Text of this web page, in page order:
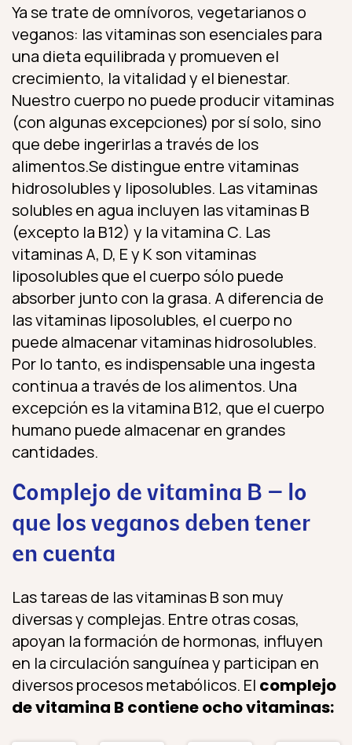
Ya se trate de omnívoros, vegetarianos o
veganos: las vitaminas son esenciales para
una dieta equilibrada y promueven el
crecimiento, la vitalidad y el bienestar.
Nuestro cuerpo no puede producir vitaminas
(con algunas excepciones) por sí solo, sino
que debe ingerirlas a través de los
alimentos.Se distingue entre vitaminas
hidrosolubles y liposolubles. Las vitaminas
solubles en agua incluyen las vitaminas B
(excepto la B12) y la vitamina C. Las
vitaminas A, D, E y K son vitaminas
liposolubles que el cuerpo sólo puede
absorber junto con la grasa. A diferencia de
las vitaminas liposolubles, el cuerpo no
puede almacenar vitaminas hidrosolubles.
Por lo tanto, es indispensable una ingesta
continua a través de los alimentos. Una
excepción es la vitamina B12, que el cuerpo
humano puede almacenar en grandes
cantidades.
Complejo de vitamina B – lo
que los veganos deben tener
en cuenta
Las tareas de las vitaminas B son muy
diversas y complejas. Entre otras cosas,
apoyan la formación de hormonas, influyen
en la circulación sanguínea y participan en
diversos procesos metabólicos. El complejo
de vitamina B contiene ocho vitaminas: